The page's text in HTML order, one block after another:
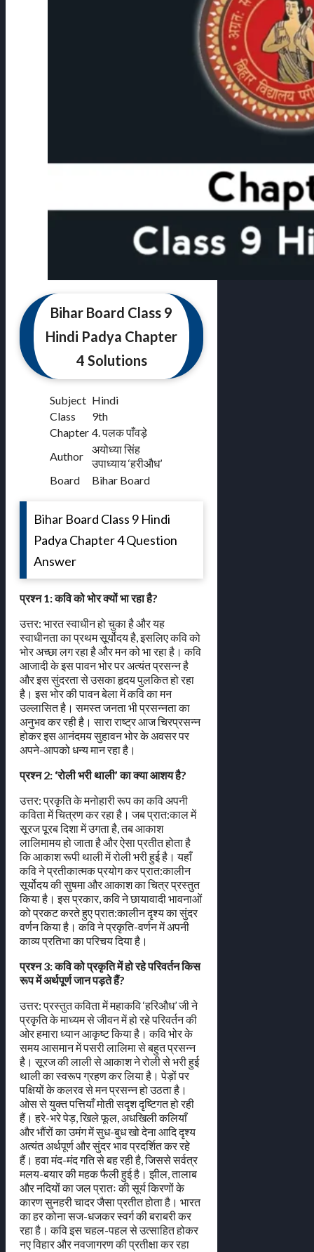
Bihar Board Class 9
Hindi Padya Chapter
4 Solutions
Subject Hindi
Class
9th
Chapter 4. पलक पाँवड़े
Author
अयोध्या सिंह
उपाध्याय ‘हरीऔध’
Board
Bihar Board
Bihar Board Class 9 Hindi
Padya Chapter 4 Question
Answer
प्रश्न 1: कवि को भोर क्यों भा रहा है?
उत्तर: भारत स्वाधीन हो चुका है और यह
स्वाधीनता का प्रथम सूर्योदय है, इसलिए कवि को
भोर अच्छा लग रहा है और मन को भा रहा है। कवि
आजादी के इस पावन भोर पर अत्यंत प्रसन्न है
और इस सुंदरता से उसका हृदय पुलकित हो रहा
है। इस भोर की पावन बेला में कवि का मन
उल्लासित है। समस्त जनता भी प्रसन्नता का
अनुभव कर रही है। सारा राष्ट्र आज चिरप्रसन्न
होकर इस आनंदमय सुहावन भोर के अवसर पर
अपने-आपको धन्य मान रहा है।
प्रश्न 2: ‘रोली भरी थाली’ का क्या आशय है?
उत्तर: प्रकृति के मनोहारी रूप का कवि अपनी
कविता में चित्रण कर रहा है। जब प्रात:काल में
सूरज पूरब दिशा में उगता है, तब आकाश
लालिमामय हो जाता है और ऐसा प्रतीत होता है
कि आकाश रूपी थाली में रोली भरी हुई है। यहाँ
कवि ने प्रतीकात्मक प्रयोग कर प्रात:कालीन
सूर्योदय की सुषमा और आकाश का चित्र प्रस्तुत
किया है। इस प्रकार, कवि ने छायावादी भावनाओं
को प्रकट करते हुए प्रात:कालीन दृश्य का सुंदर
वर्णन किया है। कवि ने प्रकृति-वर्णन में अपनी
काव्य प्रतिभा का परिचय दिया है।
प्रश्न 3: कवि को प्रकृति में हो रहे परिवर्तन किस
रूप में अर्थपूर्ण जान पड़ते हैं?
उत्तर: प्रस्तुत कविता में महाकवि ‘हरिऔध’ जी ने
प्रकृति के माध्यम से जीवन में हो रहे परिवर्तन की
ओर हमारा ध्यान आकृष्ट किया है। कवि भोर के
समय आसमान में पसरी लालिमा से बहुत प्रसन्न
है। सूरज की लाली से आकाश ने रोली से भरी हुई
थाली का स्वरूप ग्रहण कर लिया है। पेड़ों पर
पक्षियों के कलरव से मन प्रसन्न हो उठता है।
ओस से युक्त पत्तियाँ मोती सदृश दृष्टिगत हो रही
हैं। हरे-भरे पेड़, खिले फूल, अधखिली कलियाँ
और भौंरों का उमंग में सुध-बुध खो देना आदि दृश्य
अत्यंत अर्थपूर्ण और सुंदर भाव प्रदर्शित कर रहे
हैं। हवा मंद-मंद गति से बह रही है, जिससे सर्वत्र
मलय-बयार की महक फैली हुई है। झील, तालाब
और नदियों का जल प्रातः की सूर्य किरणों के
कारण सुनहरी चादर जैसा प्रतीत होता है। भारत
का हर कोना सज-धजकर स्वर्ग की बराबरी कर
रहा है। कवि इस चहल-पहल से उत्साहित होकर
नए विहार और नवजागरण की प्रतीक्षा कर रहा